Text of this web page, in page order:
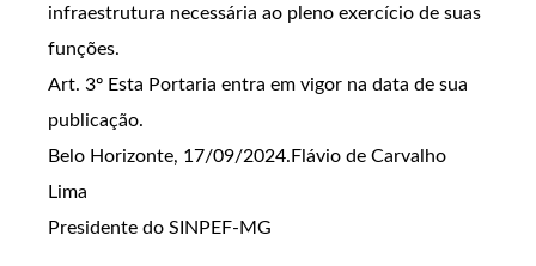
infraestrutura necessária ao pleno exercício de suas
funções.
Art. 3º Esta Portaria entra em vigor na data de sua
publicação.
Belo Horizonte, 17/09/2024.Flávio de Carvalho
Lima
Presidente do SINPEF-MG